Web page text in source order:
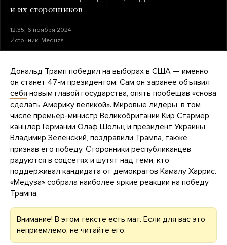
и их сторонников
12:35, 6 ноября 2024
Источник: Meduza
Дональд Трамп победил на выборах в США — именно
он станет 47-м президентом. Сам он заранее объявил
себя новым главой государства, опять пообещав «снова
сделать Америку великой». Мировые лидеры, в том
числе премьер-министр Великобритании Кир Стармер,
канцлер Германии Олаф Шольц и президент Украины
Владимир Зеленский, поздравили Трампа, также
признав его победу. Сторонники республиканцев
радуются в соцсетях и шутят над теми, кто
поддерживал кандидата от демократов Камалу Харрис.
«Медуза» собрала наиболее яркие реакции на победу
Трампа.
Внимание! В этом тексте есть мат. Если для вас это
неприемлемо, не читайте его.